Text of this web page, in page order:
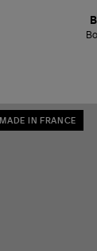
MADE IN FRANCE